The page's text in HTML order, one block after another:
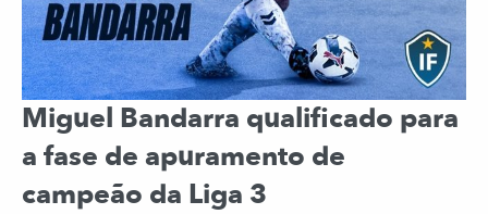
Miguel Bandarra qualificado para
a fase de apuramento de
campeão da Liga 3